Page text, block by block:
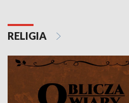
RELIGIA